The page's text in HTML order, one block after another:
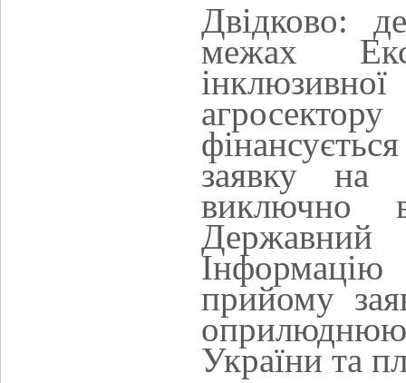
Двідково:
межах
заявку на
виключно
прийому
України та